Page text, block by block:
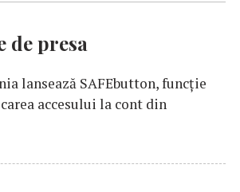
de presa
lansează SAFEbutton, funcţie
accesului la cont din